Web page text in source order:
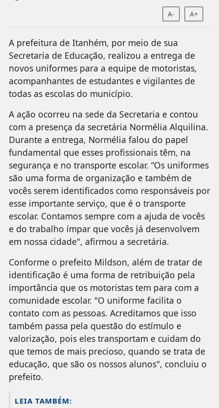
A- A+
A prefeitura de Itanhém, por meio de sua
Secretaria de Educação, realizou a entrega de
novos uniformes para a equipe de motoristas,
acompanhantes de estudantes e vigilantes de
todas as escolas do município.
A ação ocorreu na sede da Secretaria e contou
com a presença da secretária Normélia Alquilina.
Durante a entrega, Normélia falou do papel
fundamental que esses profissionais têm, na
segurança e no transporte escolar. “Os uniformes
são uma forma de organização e também de
vocês serem identificados como responsáveis por
esse importante serviço, que é o transporte
escolar. Contamos sempre com a ajuda de vocês
e do trabalho ímpar que vocês já desenvolvem
em nossa cidade", afirmou a secretária.
Conforme o prefeito Mildson, além de tratar de
identificação é uma forma de retribuição pela
importância que os motoristas tem para com a
comunidade escolar. "O uniforme facilita o
contato com as pessoas. Acreditamos que isso
também passa pela questão do estímulo e
valorização, pois eles transportam e cuidam do
que temos de mais precioso, quando se trata de
educação, que são os nossos alunos", concluiu o
prefeito.
LEIA TAMBÉM: